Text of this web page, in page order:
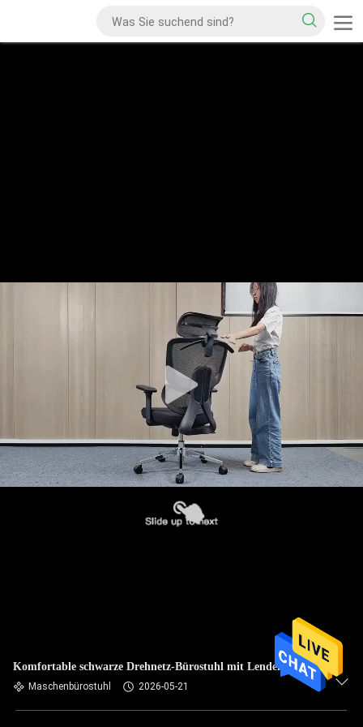
Komfortable schwarze Drehnetz-Bürostuhl mit Lendenstütze
Maschenbürostuhl 2026-05-21